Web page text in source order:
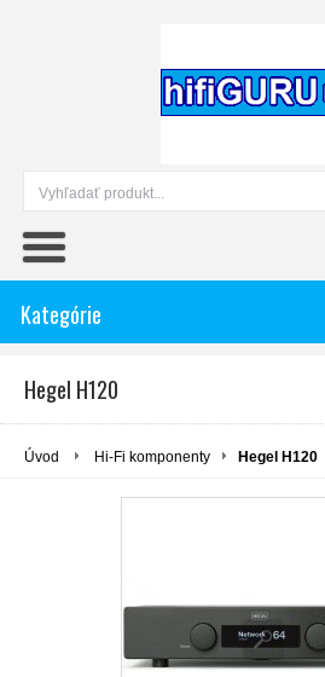
Kategórie
Hegel H120
Úvod Hi-Fi komponenty Hegel H120